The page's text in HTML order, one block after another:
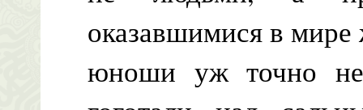
оказавшимися в
юноши уж точно